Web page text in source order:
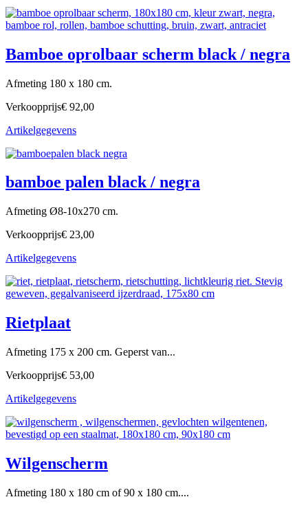
Bamboe oprolbaar scherm black / negra
Afmeting 180 x 180 cm.
Verkoopprijs€ 92,00
Artikelgegevens
bamboe palen black / negra
Afmeting Ø8-10x270 cm.
Verkoopprijs€ 23,00
Artikelgegevens
Rietplaat
Afmeting 175 x 200 cm. Geperst van...
Verkoopprijs€ 53,00
Artikelgegevens
Wilgenscherm
Afmeting 180 x 180 cm of 90 x 180 cm....